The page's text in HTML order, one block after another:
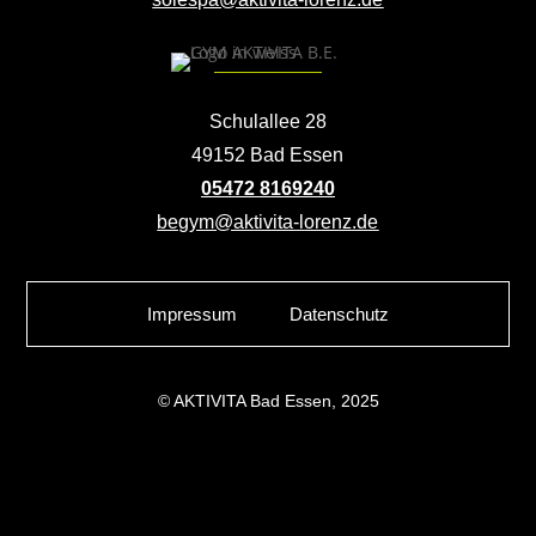
Schulallee 28
49152 Bad Essen
05472 8169240
begym@aktivita-lorenz.de
Impressum Datenschutz
© AKTIVITA Bad Essen, 2025